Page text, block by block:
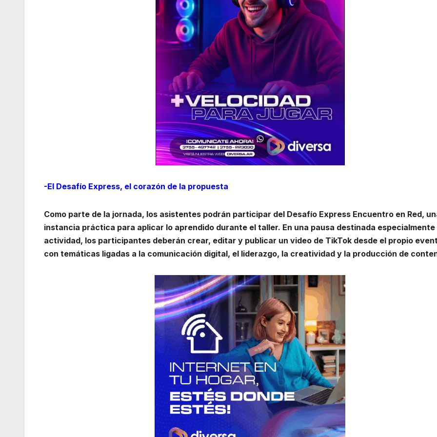
-El Desafío Express, el corazón de la propuesta
Como parte de la jornada, los asistentes podrán participar del Desafío Express Encuentro en Red,
instancia práctica para aplicar lo aprendido durante el taller. En una pausa destinada especialmente
actividad, los participantes deberán crear, editar y publicar un video de TikTok desde el propio
con temáticas ligadas a la comunicación digital, el liderazgo, la creatividad y la producción de